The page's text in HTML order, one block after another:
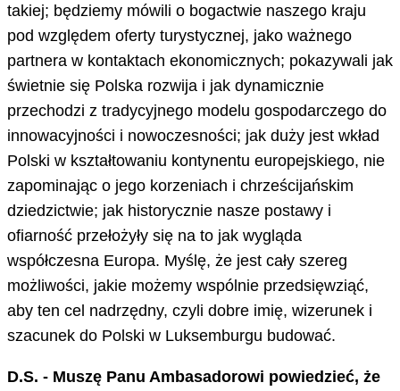
takiej; będziemy mówili o bogactwie naszego kraju
pod względem oferty turystycznej, jako ważnego
partnera w kontaktach ekonomicznych; pokazywali jak
świetnie się Polska rozwija i jak dynamicznie
przechodzi z tradycyjnego modelu gospodarczego do
innowacyjności i nowoczesności; jak duży jest wkład
Polski w kształtowaniu kontynentu europejskiego, nie
zapominając o jego korzeniach i chrześcijańskim
dziedzictwie; jak historycznie nasze postawy i
ofiarność przełożyły się na to jak wygląda
współczesna Europa. Myślę, że jest cały szereg
możliwości, jakie możemy wspólnie przedsięwziąć,
aby ten cel nadrzędny, czyli dobre imię, wizerunek i
szacunek do Polski w Luksemburgu budować.
D.S. - Muszę Panu Ambasadorowi powiedzieć, że